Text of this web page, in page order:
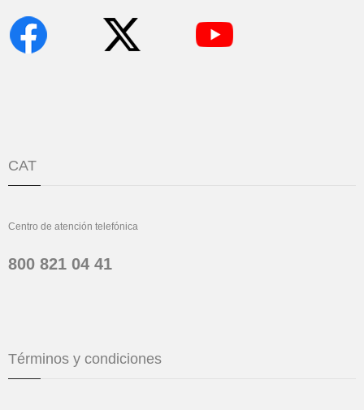
CAT
Centro de atención telefónica
800 821 04 41
Términos y condiciones